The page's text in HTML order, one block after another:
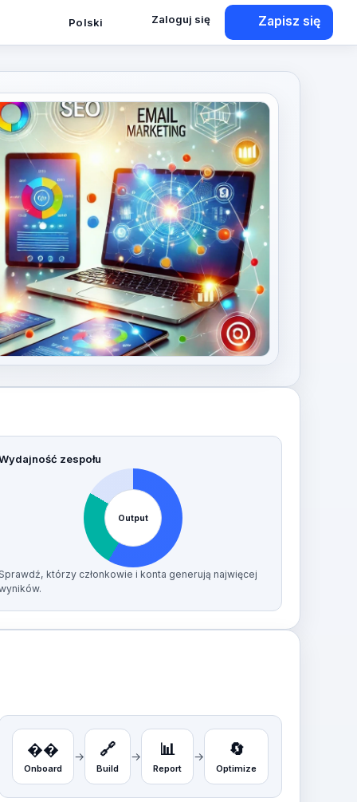
Polski Zaloguj się Zapisz się
zespołu
Output
którzy członkowie i konta generują najwięcej
��️
Onboard
→ 🔗
Build
→ 📊
Report
→ 🔄
Optimize